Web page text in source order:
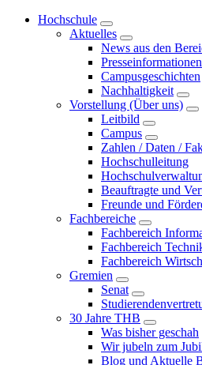
Hochschule
Aktuelles
News aus den
Presseinformationen
Campusgeschichten
Nachhaltigkeit
Vorstellung (Über uns)
Leitbild
Campus
Zahlen / Daten /
Hochschulleitung
Beauftragte und
Freunde und
Fachbereiche
Fachbereich
Fachbereich
Fachbereich
Gremien
Senat
30 Jahre THB
Was bisher geschah
Wir jubeln zum
Blog und Aktuelle